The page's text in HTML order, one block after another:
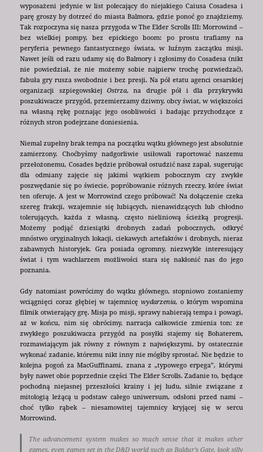
wyposażeni jedynie w list polecający do niejakiego Caiusa Cosadesa i
parę groszy by dotrzeć do miasta Balmora, gdzie ponoć go znajdziemy.
Tak rozpoczyna się nasza przygoda w The Elder Scrolls III: Morrowind –
bez wielkiej pompy, bez epickiego boom: po prostu trafiamy na
peryferia pewnego fantastycznego świata, w luźnym zaczątku misji.
Nawet jeśli od razu udamy się do Balmory i zgłosimy do Cosadesa (nikt
nie powiedział, że nie możemy sobie najpierw trochę pozwiedzać),
fabuła gry rusza swobodnie i bez presji. Na pół etatu agenci cesarskiej
organizacji szpiegowskiej Ostrza, na drugie pół i dla przykrywki
poszukiwacze przygód, przemierzamy dziwny, obcy świat, w większości
na własną rękę poznając jego osobliwości i badając przychodzące z
różnych stron podejrzane doniesienia.
Niemal zupełny brak tempa na początku wątku głównego jest absolutnie
zamierzony. Choćbyśmy nadgorliwie usiłowali raportować naszemu
przełożonemu, Cosades będzie próbował ostudzić nasz zapał, sugerując
dla odmiany zajęcie się jakimś wątkiem pobocznym czy zwykłe
poszwędanie się po świecie, popróbowanie różnych rzeczy, które świat
ten oferuje. A jest w Morrowind czego próbować! Na dołączenie czeka
szereg frakcji, wzajemnie się lubiących, nienawidzących lub chłodno
tolerujących, każda z własną, często nieliniową ścieżką progresji.
Możemy podjąć dziesiątki drobnych zadań pobocznych, odkryć
mnóstwo oryginalnych lokacji, ciekawych artefaktów i drobnych, nieraz
zabawnych historyjek. Gra posiada ogromny, niezwykle interesujący
świat i tym wachlarzem możliwości stara się nakłonić nas do jego
poznania.
Gdy natomiast powrócimy do wątku głównego, stopniowo zostaniemy
wciągnięci coraz głębiej w tajemnicę wydarzenia, o którym wspomina
filmik otwierający grę. Misja po misji, sprawy nabierają tempa i powagi,
aż w końcu, nim się obrócimy, narracja całkowicie zmienia ton: ze
zwykłego poszukiwacza przygód na posyłki stajemy się Bohaterem,
rozmawiającym jak równy z równym z największymi, by ostatecznie
wykonać zadanie, któremu nikt inny nie mógłby sprostać. Nie będzie to
kolejna pogoń za MacGuffinami, znana z „typowego erpega”, którymi
były nawet obie poprzednie części The Elder Scrolls. Zadanie to, będące
pochodną niejasnej przeszłości krainy i jej ludu, silnie związane z
mitologią leżącą u podstaw całego uniwersum, odsłoni przed nami –
choć tylko rąbek – niesamowitej tajemnicy kryjącej się w sercu
Morrowind.
The advancement system makes so much sense that it makes other
games, even games set in the D&D world such as Baldur’s Gate, look silly